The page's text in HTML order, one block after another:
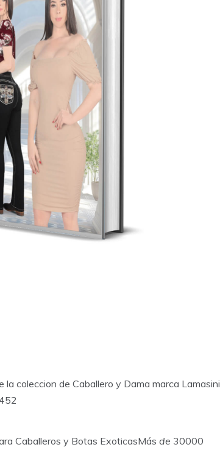
la coleccion de Caballero y Dama marca Lamasini
Caballeros y Botas ExoticasMás de 30000